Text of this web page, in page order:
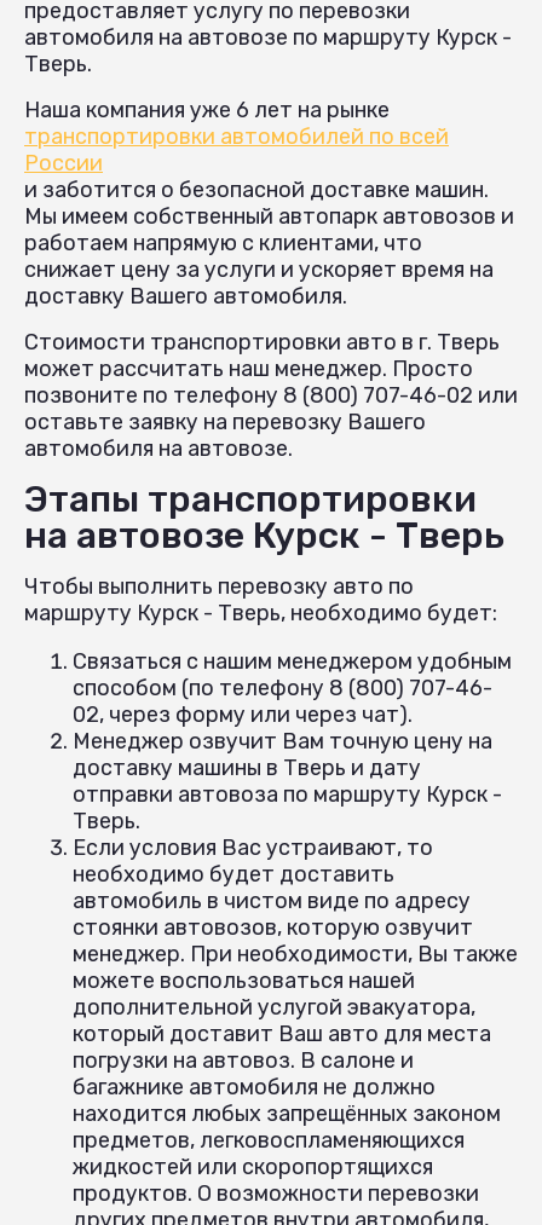
предоставляет услугу по перевозки
автомобиля на автовозе по маршруту Курск -
Тверь.
Наша компания уже 6 лет на рынке
транспортировки автомобилей по всей
России
и заботится о безопасной доставке машин.
Мы имеем собственный автопарк автовозов и
работаем напрямую с клиентами, что
снижает цену за услуги и ускоряет время на
доставку Вашего автомобиля.
Стоимости транспортировки авто в г. Тверь
может рассчитать наш менеджер. Просто
позвоните по телефону 8 (800) 707-46-02 или
оставьте заявку на перевозку Вашего
автомобиля на автовозе.
Этапы транспортировки
на автовозе Курск - Тверь
Чтобы выполнить перевозку авто по
маршруту Курск - Тверь, необходимо будет:
Связаться с нашим менеджером удобным
способом (по телефону 8 (800) 707-46-
02, через форму или через чат).
Менеджер озвучит Вам точную цену на
доставку машины в Тверь и дату
отправки автовоза по маршруту Курск -
Тверь.
Если условия Вас устраивают, то
необходимо будет доставить
автомобиль в чистом виде по адресу
стоянки автовозов, которую озвучит
менеджер. При необходимости, Вы также
можете воспользоваться нашей
дополнительной услугой эвакуатора,
который доставит Ваш авто для места
погрузки на автовоз. В салоне и
багажнике автомобиля не должно
находится любых запрещённых законом
предметов, легковоспламеняющихся
жидкостей или скоропортящихся
продуктов. О возможности перевозки